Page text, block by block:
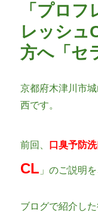
ー
「プロ
レッシュ
方へ「セ
京都府木津川市
西です。
前回、 口臭予防
CL 」のご説明
ブログで紹介し